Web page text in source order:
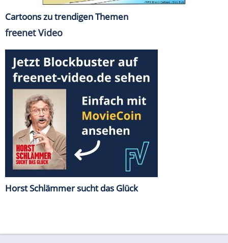
Cartoons zu trendigen Themen
freenet Video
Horst Schlämmer sucht das Glück